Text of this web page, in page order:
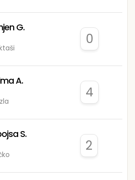
G.
0
A.
4
S.
2